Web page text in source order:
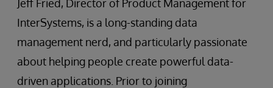
Jeff Fried, Director of Product Management for
InterSystems, is a long-standing data
management nerd, and particularly passionate
about helping people create powerful data-
driven applications. Prior to joining